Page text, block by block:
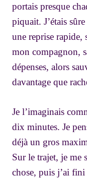
portais presque
piquait. J’étais
une reprise rapide,
mon compagnon,
dépenses, alors
davantage que
Je l’imaginais
dix minutes. Je
déjà un gros
Sur le trajet, je me
chose, puis j’ai fini